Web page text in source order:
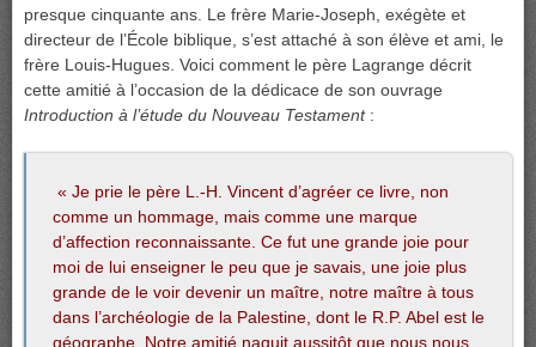
presque cinquante ans. Le frère Marie-Joseph, exégète et
directeur de l’École biblique, s’est attaché à son élève et ami, le
frère Louis-Hugues. Voici comment le père Lagrange décrit
cette amitié à l’occasion de la dédicace de son ouvrage
Introduction à l’étude du Nouveau Testament :
« Je prie le père L.-H. Vincent d’agréer ce livre, non
comme un hommage, mais comme une marque
d’affection reconnaissante. Ce fut une grande joie pour
moi de lui enseigner le peu que je savais, une joie plus
grande de le voir devenir un maître, notre maître à tous
dans l’archéologie de la Palestine, dont le R.P. Abel est le
géographe. Notre amitié naquit aussitôt que nous nous